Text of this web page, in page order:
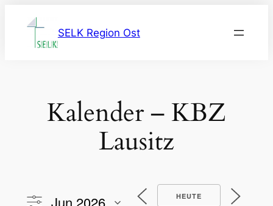
Inhalt
springen
SELK Region Ost
Kalender – KBZ
Lausitz
HEUTE